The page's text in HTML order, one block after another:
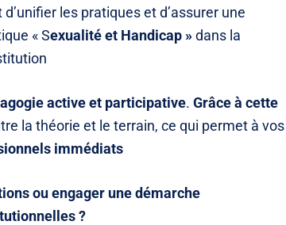
les pratiques et d’assurer une
« Sexualité et Handicap »dans la
active et participative. Grâce à cette
la théorie et le terrain, ce qui permet à vos
immédiats
ou engager une démarche
?